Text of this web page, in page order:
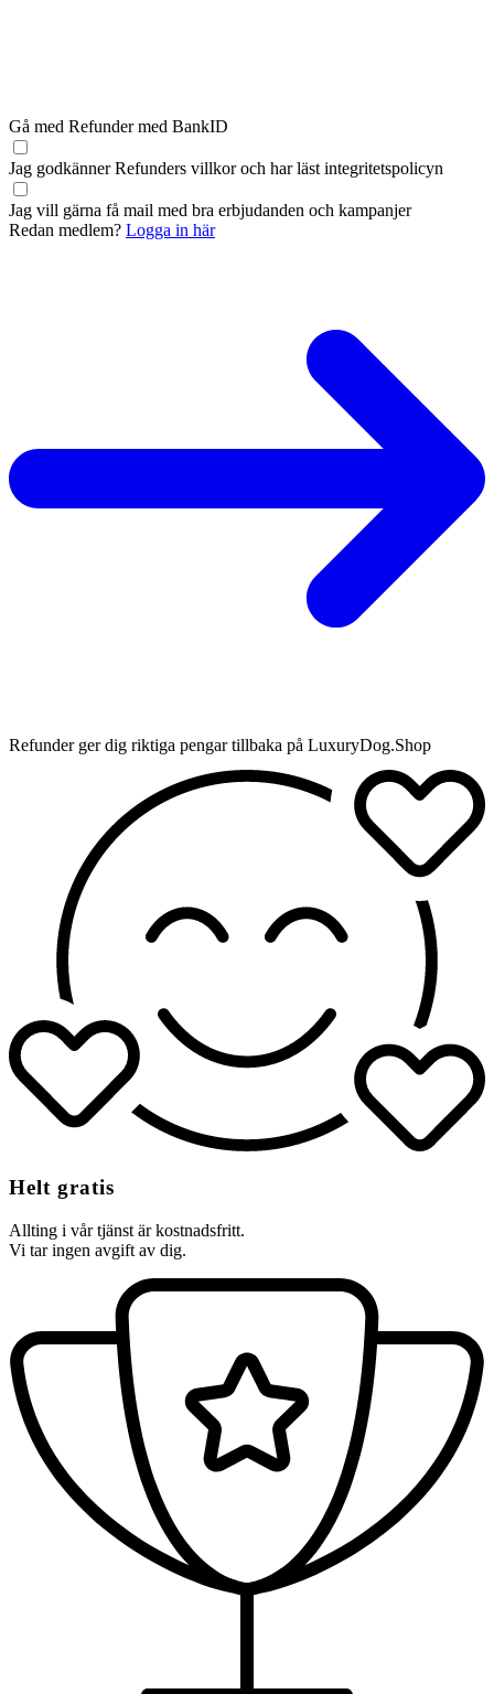
Gå med Refunder med BankID
Jag godkänner Refunders villkoroch har läst integritetspolicyn
Jag vill gärna få mail med bra erbjudanden och kampanjer
Redan medlem? Logga in här
Refunder ger dig riktiga pengar tillbaka på LuxuryDog.Shop
Helt gratis
Allting i vår tjänst är kostnadsfritt.
Vi tar ingen avgift av dig.